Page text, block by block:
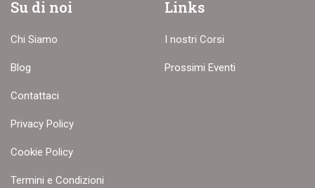
Su di noi
Chi Siamo
Blog
Contattaci
Privacy Policy
Cookie Policy
Termini e Condizioni
Links
I nostri Corsi
Prossimi Eventi